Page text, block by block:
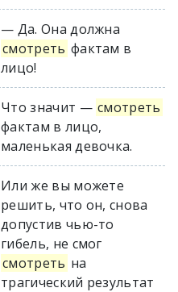
— Да. Она должна
смотреть фактам в
лицо!
Что значит — смотреть
фактам в лицо,
маленькая девочка.
Или же вы можете
решить, что он, снова
допустив чью-то
гибель, не смог
смотреть на
трагический результат